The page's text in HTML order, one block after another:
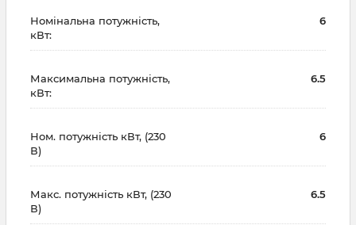
Номінальна потужність,
кВт:
6
Максимальна потужність,
кВт:
6.5
Ном. потужність кВт, (230
В)
6
Макс. потужність кВт, (230
В)
6.5